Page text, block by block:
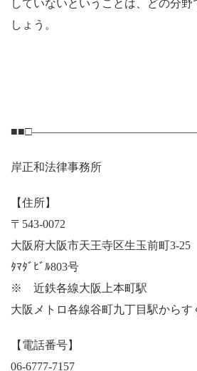
していないということは、どの分
しょう。
岸正和法律事務所
【住所】
〒543-0072
大阪府大阪市天王寺区生玉前町3-25
ﾀﾏﾀﾞﾋﾞﾙ803号
※ 近鉄各線大阪上本町駅
大阪メトロ各線谷町九丁目駅からす
【電話番号】
06-6777-7157